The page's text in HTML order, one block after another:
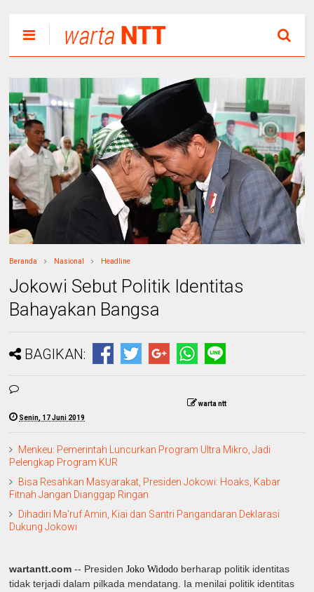
Beranda Nasional Headline
Jokowi Sebut Politik Identitas
Bahayakan Bangsa
BAGIKAN:
warta ntt
Senin, 17 Juni 2019
Menkeu: Pemerintah Luncurkan Program Ultra Mikro, Jadi
Pelengkap Program KUR
Bisa Resahkan Masyarakat, Presiden Jokowi: Hoaks, Kabar
Fitnah Jangan Dianggap Ringan
Dihadiri Ma'ruf Amin, Kiai dan Santri Pangandaran Deklarasi
Dukung Jokowi
wartantt.com -- PresidenJoko Widodo berharap politik identitas
tidak terjadi dalam pilkada mendatang. Ia menilai politik identitas